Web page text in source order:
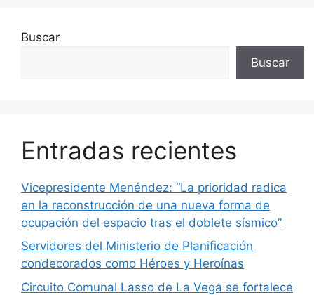
Buscar
Buscar
Entradas recientes
Vicepresidente Menéndez: “La prioridad radica
en la reconstrucción de una nueva forma de
ocupación del espacio tras el doblete sísmico”
Servidores del Ministerio de Planificación
condecorados como Héroes y Heroínas
Circuito Comunal Lasso de La Vega se fortalece